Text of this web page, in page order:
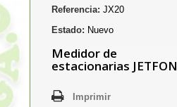
Referencia: JX20
Estado: Nuevo
Medidor de
estacionarias JETFON
Imprimir